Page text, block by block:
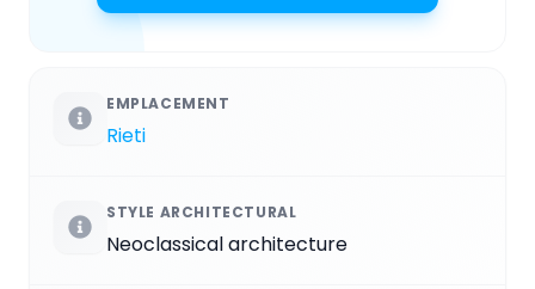
EMPLACEMENT
Rieti
STYLE ARCHITECTURAL
Neoclassical architecture